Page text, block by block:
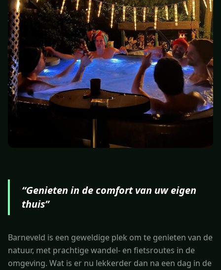
“Genieten in de comfort van uw eigen
thuis”
Barneveld is een geweldige plek om te genieten van de
natuur, met prachtige wandel- en fietsroutes in de
omgeving. Wat is er nu lekkerder dan na een dag in de